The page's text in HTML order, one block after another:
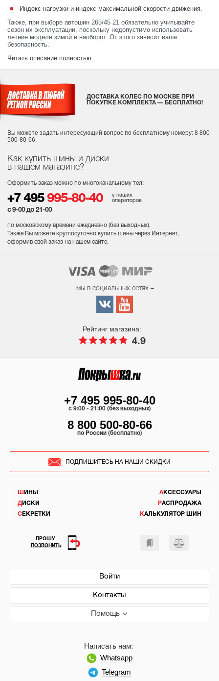
Индекс нагрузки и индекс максимальной скорости движения.
Также, при выборе автошин 265/45 21 обязательно учитывайте
сезон их эксплуатации, поскольку недопустимо использовать
летние модели зимой и наоборот. От этого зависит ваша
безопасность.
Читать описание полностью
Как купить шины и диски
в нашем магазине?
Оформить заказ можно по многоканальному тел:
+7 495 995-80-40
у наших
операторов
с 9-00 до 21-00
по московскому времени ежедневно (без выходных).
Также Вы можете круглосуточно купить шины через Интернет,
оформив свой заказ на нашем сайте.
ДОСТАВКА КОЛЕС ПО МОСКВЕ ПРИ
ПОКУПКЕ КОМПЛЕКТА — БЕСПЛАТНО!
Вы можете задать интересующий вопрос по бесплатному номеру: 8 800
500-80-66.
мы в социальных сетях –
Рейтинг магазина:
4.9
ШИНЫ
ДИСКИ
СЕКРЕТКИ
АКСЕССУАРЫ
РАСПРОДАЖА
КАЛЬКУЛЯТОР ШИН
Войти
Контакты
Помощь
Написать нам:
Whatsapp
Telegram
+7 495 995-80-40
c 9:00 - 21:00 (без выходных)
8 800 500-80-66
по России (бесплатно)
ПОДПИШИТЕСЬ НА НАШИ СКИДКИ
ПРОШУ
ПОЗВОНИТЬ